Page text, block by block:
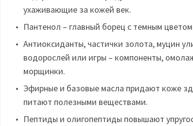
ухаживающие за кожей век.
Пантенол – главный борец с темным цветом
Антиоксиданты, частички золота, муцин
водорослей или игры – компоненты,
морщинки.
Эфирные и базовые масла придают коже
питают полезными веществами.
Пептиды и олигопептиды повышают